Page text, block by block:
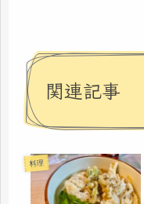
関連記事
料理